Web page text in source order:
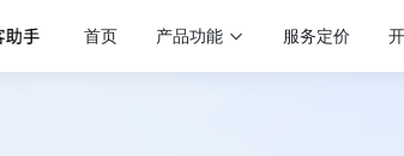
首页 产品功能 服务定价